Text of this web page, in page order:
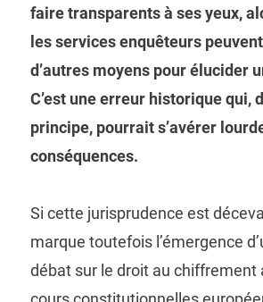
faire transparents à ses yeux,
les services enquêteurs
d’autres moyens pour élucider
C’est une erreur historique qui,
principe, pourrait s’avérer
conséquences.
Si cette jurisprudence est
marque toutefois l’émergence
débat sur le droit au chiffrement